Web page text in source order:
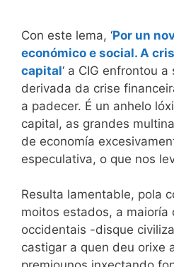
Con este lema, ‘Por un
económico e social. A
capital‘ a CIG enfrontou
derivada da crise
a padecer. É un anhelo
capital, as grandes
de economía
especulativa, o que nos
Resulta lamentable, pola
moitos estados, a maioría
occidentais -disque
castigar a quen deu orixe